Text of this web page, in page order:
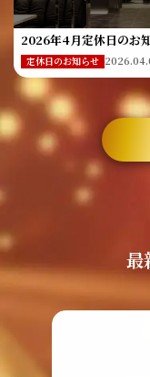
2026年4月定休日のお
定休日のお知らせ
最